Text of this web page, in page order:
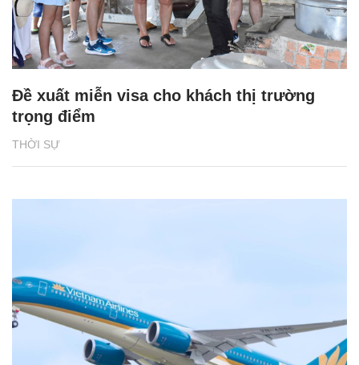
THỜI SỰ
Đề xuất miễn visa cho khách thị trường
trọng điểm